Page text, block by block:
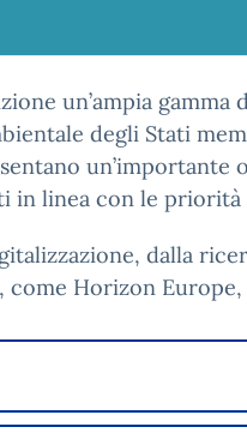
un’ampia
degli Stati
in linea con le priorità
dalla
Horizon